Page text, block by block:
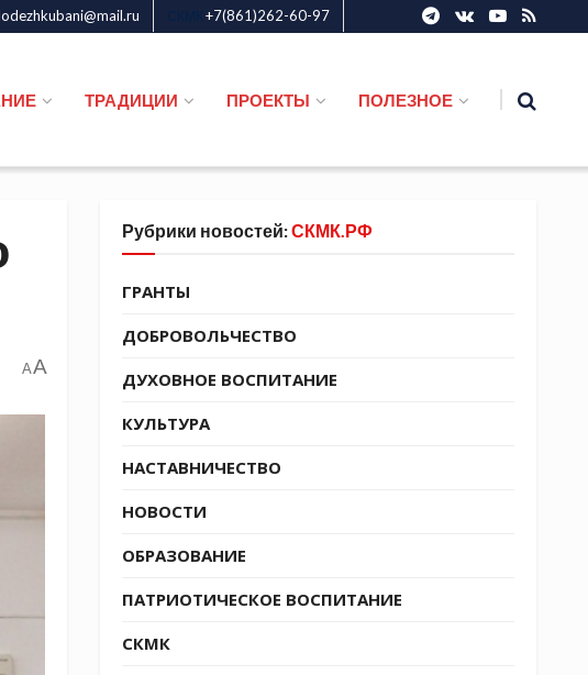
+7(861)262-60-97
ТРАДИЦИИ ПРОЕКТЫ ПОЛЕЗНОЕ
AA
Рубрики новостей:СКМК.РФ
ГРАНТЫ
ДОБРОВОЛЬЧЕСТВО
ДУХОВНОЕ ВОСПИТАНИЕ
КУЛЬТУРА
НАСТАВНИЧЕСТВО
НОВОСТИ
ОБРАЗОВАНИЕ
ПАТРИОТИЧЕСКОЕ ВОСПИТАНИЕ
СКМК